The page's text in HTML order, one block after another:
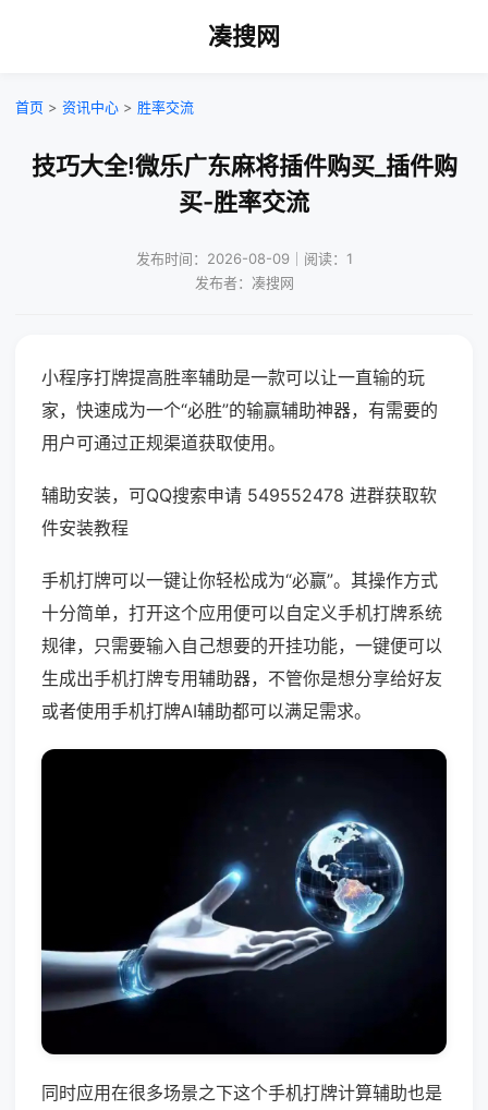
凑搜网
首页 > 资讯中心 > 胜率交流
技巧大全!微乐广东麻将插件购买_插件购
买-胜率交流
发布时间：2026-08-09｜阅读：1
发布者：凑搜网
小程序打牌提高胜率辅助是一款可以让一直输的玩
家，快速成为一个“必胜”的输赢辅助神器，有需要的
用户可通过正规渠道获取使用。
辅助安装，可QQ搜索申请 549552478 进群获取软
件安装教程
手机打牌可以一键让你轻松成为“必赢”。其操作方式
十分简单，打开这个应用便可以自定义手机打牌系统
规律，只需要输入自己想要的开挂功能，一键便可以
生成出手机打牌专用辅助器，不管你是想分享给好友
或者使用手机打牌AI辅助都可以满足需求。
同时应用在很多场景之下这个手机打牌计算辅助也是